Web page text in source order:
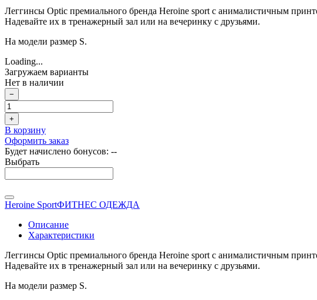
Леггинсы Optic премиального бренда Heroine sport с анималистичным
Надевайте их в тренажерный зал или на вечеринку с друзьями.
На модели размер S.
Loading...
Загружаем варианты
Нет в наличии
−
+
В корзину
Оформить заказ
Будет начислено бонусов: --
Выбрать
Heroine SportФИТНЕС ОДЕЖДА
Описание
Характеристики
Леггинсы Optic премиального бренда Heroine sport с анималистичным
Надевайте их в тренажерный зал или на вечеринку с друзьями.
На модели размер S.